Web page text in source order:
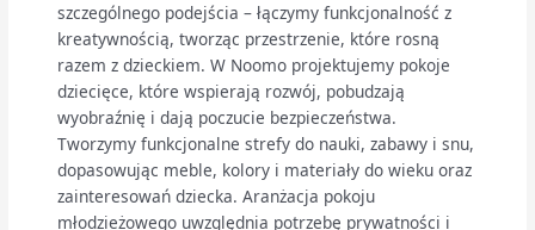
szczególnego podejścia – łączymy funkcjonalność z
kreatywnością, tworząc przestrzenie, które rosną
razem z dzieckiem. W Noomo projektujemy pokoje
dziecięce, które wspierają rozwój, pobudzają
wyobraźnię i dają poczucie bezpieczeństwa.
Tworzymy funkcjonalne strefy do nauki, zabawy i snu,
dopasowując meble, kolory i materiały do wieku oraz
zainteresowań dziecka. Aranżacja pokoju
młodzieżowego uwzględnia potrzebę prywatności i